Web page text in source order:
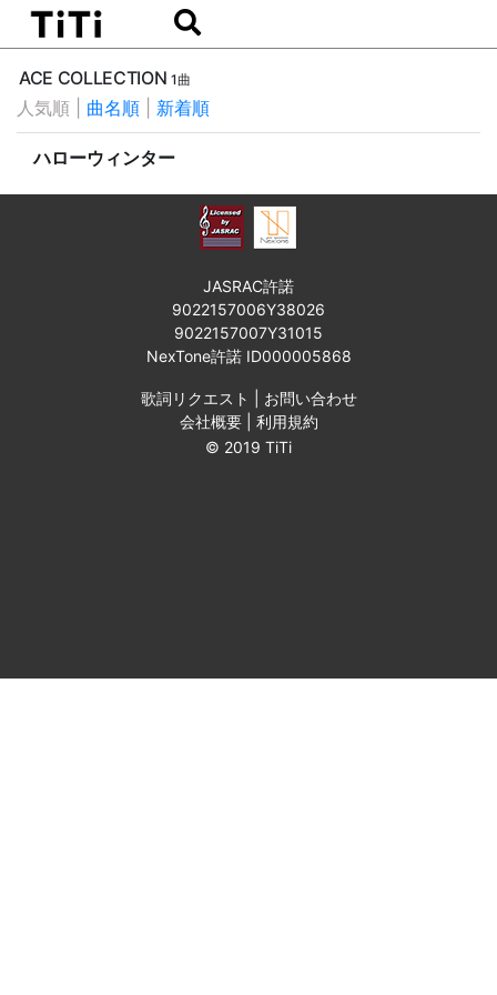
ACE COLLECTION1曲
人気順 曲名順 新着順
ハローウィンター
JASRAC許諾
9022157006Y38026
9022157007Y31015
NexTone許諾 ID000005868
歌詞リクエスト
お問い合わせ
会社概要| 利用規約
© 2019 TiTi